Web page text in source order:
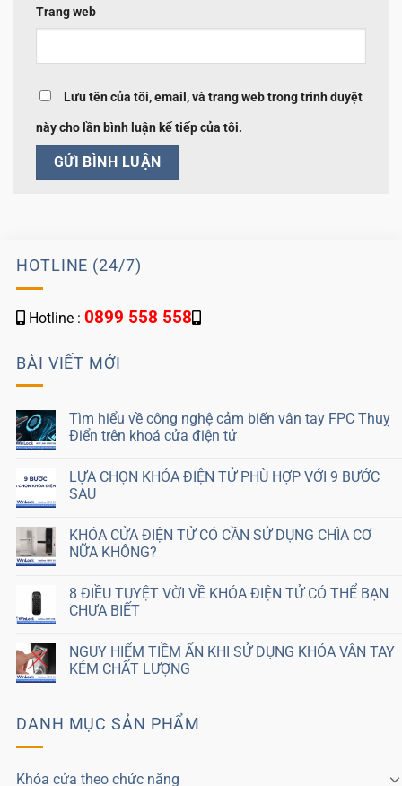
HOTLINE (24/7)
Hotline : 0899 558 558
BÀI VIẾT MỚI
Tìm hiểu về công nghệ cảm biến vân tay FPC Thuỵ
Điển trên khoá cửa điện tử
LỰA CHỌN KHÓA ĐIỆN TỬ PHÙ HỢP VỚI 9 BƯỚC
SAU
KHÓA CỬA ĐIỆN TỬ CÓ CẦN SỬ DỤNG CHÌA CƠ
NỮA KHÔNG?
8 ĐIỀU TUYỆT VỜI VỀ KHÓA ĐIỆN TỬ CÓ THỂ BẠN
CHƯA BIẾT
NGUY HIỂM TIỀM ẨN KHI SỬ DỤNG KHÓA VÂN TAY
KÉM CHẤT LƯỢNG
DANH MỤC SẢN PHẨM
Khóa cửa theo chức năng
Trang web
Lưu tên của tôi, email, và trang web trong trình duyệt
này cho lần bình luận kế tiếp của tôi.